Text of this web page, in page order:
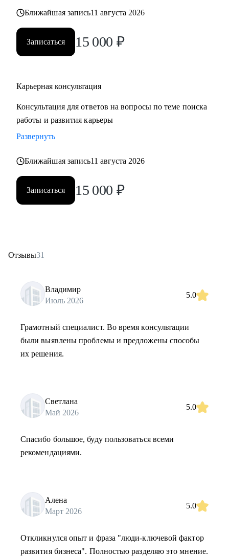
также замотивировать на движение к желаемой цели.
Ближайшая запись11 августа 2026
Записаться 15 000 ₽
Карьерная консультация
Консультация для ответов на вопросы по теме поиска
работы и развития карьеры
Развернуть
Ближайшая запись11 августа 2026
Записаться 15 000 ₽
Отзывы31
Владимир
Июль 2026
5.0
Грамотный специалист. Во время консультации
были выявлены проблемы и предложены способы
их решения.
Светлана
Май 2026
5.0
Спасибо большое, буду пользоваться всеми
рекомендациями.
Алена
Март 2026
5.0
Откликнулся опыт и фраза "люди-ключевой фактор
развития бизнеса". Полностью разделяю это мнение.